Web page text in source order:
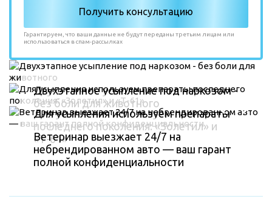
Гарантируем, что ваши данные не будут переданы третьим лицам или
использоваться в спам-рассылках
Двухэтапное усыпление под наркозом -
без боли для животного
Для усыпления используем препараты
последнего поколения: «Золетил» и
«Т-61»
Ветеринар выезжает 24/7 на
небрендированном авто — ваш гарант
полной конфиденциальности